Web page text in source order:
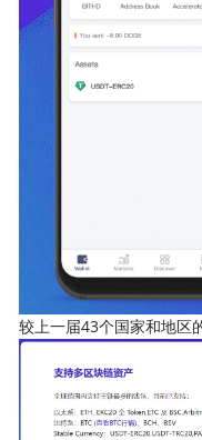
较上一届43个国家和地区